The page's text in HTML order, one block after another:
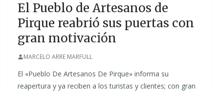
El Pueblo de Artesanos de
Pirque reabrió sus puertas con
gran motivación
MARCELO ARRE MARFULL
El «Pueblo De Artesanos De Pirque» informa su
reapertura y ya reciben a los turistas y clientes; con gran